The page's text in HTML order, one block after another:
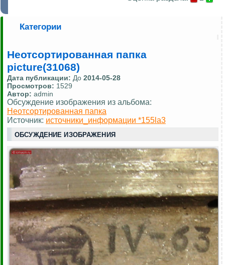
Категории
Неотсортированная папка
picture(31068)
Дата публикации: До 2014-05-28
Просмотров: 1529
Автор: admin
Обсуждение изображения из альбома:
Неотсортированная папка
Источник: источники_информации *155la3
ОБСУЖДЕНИЕ ИЗОБРАЖЕНИЯ